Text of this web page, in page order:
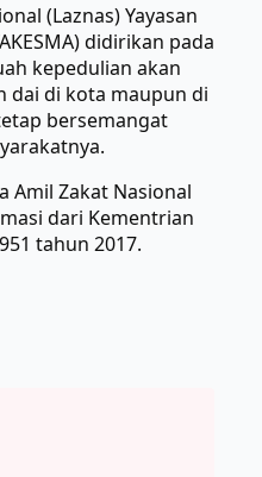
(Laznas) Yayasan
didirikan pada
kepedulian akan
dai di kota maupun di
bersemangat
Amil Zakat Nasional
dari Kementrian
tahun 2017.